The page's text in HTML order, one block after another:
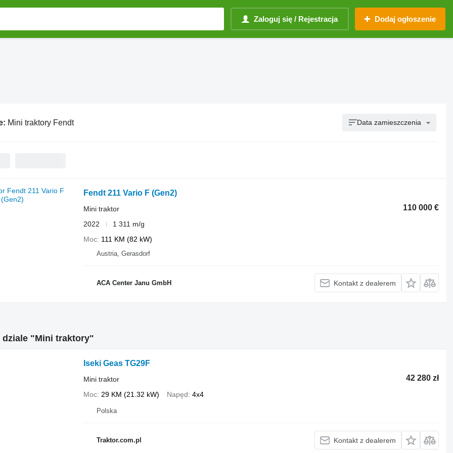
Zaloguj się / Rejestracja Dodaj ogłoszenie
Mini traktory Fendt Data zamieszczenia
Fendt 211 Vario F (Gen2)
110 000 €
Mini traktor
2022
1 311 m/g
Moc 111 KM (82 kW)
Austria, Gerasdorf
ACA Center Janu GmbH Kontakt z dealerem
dziale "Mini traktory"
Iseki Geas TG29F
42 280 zł
Mini traktor
Moc 29 KM (21.32 kW) Napęd 4x4
Polska
Traktor.com.pl Kontakt z dealerem